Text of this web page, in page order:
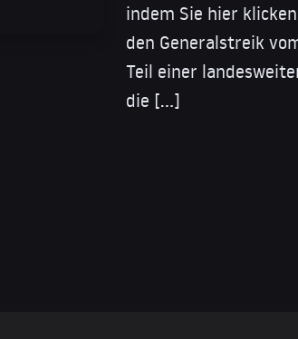
indem Sie hier
den Generalstreik
Teil einer
die […]